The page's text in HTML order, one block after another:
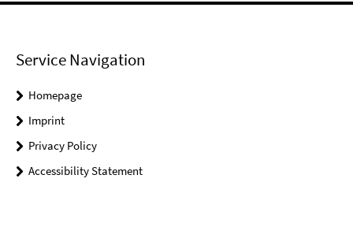
Service Navigation
Homepage
Imprint
Privacy Policy
Accessibility Statement